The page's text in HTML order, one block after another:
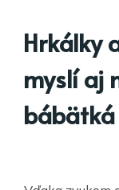
Hrkálky
myslí aj
bábätká